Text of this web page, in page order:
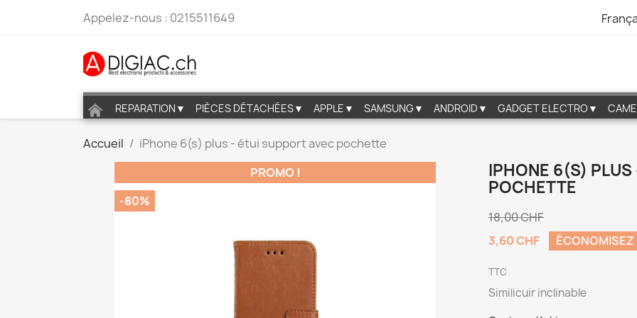
Appelez-nous : 0215511649
REPARATION▼ PIÈCES DÉTACHÉES▼ APPLE▼ SAMSUNG▼ ANDROID▼ GADGET ELECTRO▼
Accueil
iPhone 6(s) plus - étui support avec pochette
PROMO !
-80%
IPHONE 6(S) PLUS
POCHETTE
18,00 CHF
3,60 CHF
TTC
Similicuir inclinable